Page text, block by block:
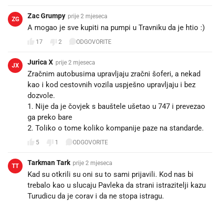
ZG Zac Grumpy prije 2 mjeseca
A mogao je sve kupiti na pumpi u Travniku da je htio :)
17 2 ODGOVORITE
JX Jurica X prije 2 mjeseca
Zračnim autobusima upravljaju zračni šoferi, a nekad
kao i kod cestovnih vozila uspješno upravljaju i bez
dozvole.
1. Nije da je čovjek s bauštele ušetao u 747 i prevezao
ga preko bare
2. Toliko o tome koliko kompanije paze na standarde.
5 1 ODGOVORITE
TT Tarkman Tark prije 2 mjeseca
Kad su otkrili su oni su to sami prijavili. Kod nas bi
trebalo kao u slucaju Pavleka da strani istrazitelji kazu
Turudicu da je corav i da ne stopa istragu.